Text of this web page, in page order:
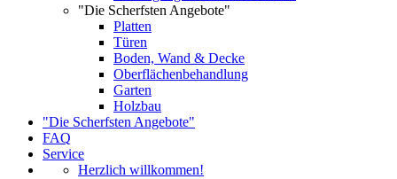
"Die Scherfsten Angebote"
Platten
Türen
Boden, Wand & Decke
Oberflächenbehandlung
Garten
Holzbau
"Die Scherfsten Angebote"
FAQ
Service
Herzlich willkommen!